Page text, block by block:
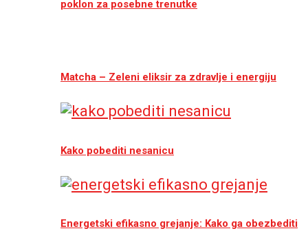
poklon za posebne trenutke
Matcha – Zeleni eliksir za zdravlje i energiju
Kako pobediti nesanicu
Energetski efikasno grejanje: Kako ga obezbediti